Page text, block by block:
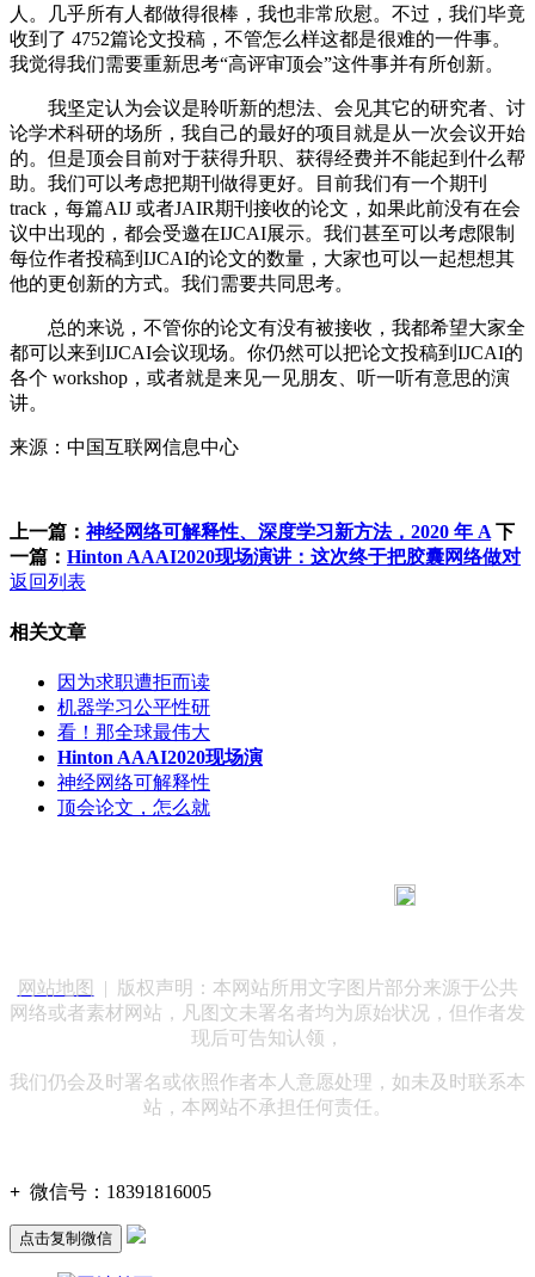
人。几乎所有人都做得很棒，我也非常欣慰。不过，我们毕竟
收到了 4752篇论文投稿，不管怎么样这都是很难的一件事。
我觉得我们需要重新思考“高评审顶会”这件事并有所创新。
我坚定认为会议是聆听新的想法、会见其它的研究者、讨
论学术科研的场所，我自己的最好的项目就是从一次会议开始
的。但是顶会目前对于获得升职、获得经费并不能起到什么帮
助。我们可以考虑把期刊做得更好。目前我们有一个期刊
track，每篇AIJ 或者JAIR期刊接收的论文，如果此前没有在会
议中出现的，都会受邀在IJCAI展示。我们甚至可以考虑限制
每位作者投稿到IJCAI的论文的数量，大家也可以一起想想其
他的更创新的方式。我们需要共同思考。
总的来说，不管你的论文有没有被接收，我都希望大家全
都可以来到IJCAI会议现场。你仍然可以把论文投稿到IJCAI的
各个 workshop，或者就是来见一见朋友、听一听有意思的演
讲。
来源：中国互联网信息中心
上一篇：神经网络可解释性、深度学习新方法，2020 年 A 下
一篇： Hinton AAAI2020现场演讲：这次终于把胶囊网络做对
返回列表
相关文章
因为求职遭拒而读
机器学习公平性研
看！那全球最伟大
Hinton AAAI2020现场演
神经网络可解释性
顶会论文，怎么就
网站地图
| 版权声明：本网站所用文字图片部分来源于公共
网络或者素材网站，凡图文未署名者均为原始状况，但作者发
现后可告知认领，
我们仍会及时署名或依照作者本人意愿处理，如未及时联系本
站，本网站不承担任何责任。
+ 微信号： 18391816005
点击复制微信